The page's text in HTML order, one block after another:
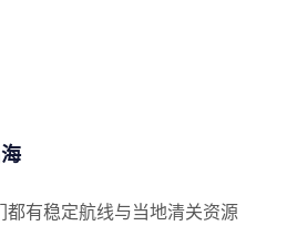
有稳定航线与当地清关资源